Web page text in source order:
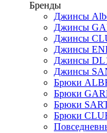
Бренды
Джинсы
Джинсы
Джинсы
Джинсы
Джинсы
Джинсы
Брюки
Брюки
Брюки
Брюки